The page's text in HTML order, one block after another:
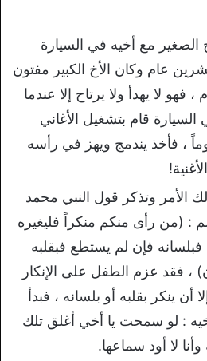
الصغير مع أخيه في السيارة
عام وكان الأخ الكبير مفتون
فهو لا يهدأ ولا يرتاح إلا عندما
قام بتشغيل الأغاني
، فأخذ يندمج ويهز في رأسه
الأمر وتذكر قول النبي محمد
: (من رأى منكم منكراً فليغيره
فإن لم يستطع فبقلبه
، فقد عزم الطفل على الإنكار
أن ينكر بقلبه أو بلسانه ، فبدأ
: لو سمحت يا أخي أغلق تلك
لا أود سماعها.